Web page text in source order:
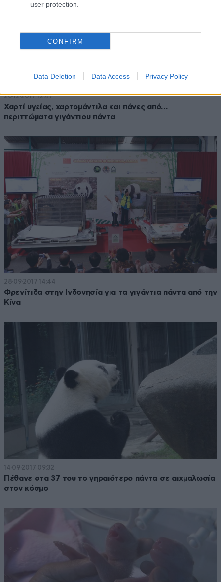
user protection.
CONFIRM
Data Deletion Data Access Privacy Policy
20·12·2017 12:47
Χαρτί υγείας, χαρτομάντιλα και πάνες από…
περιττώματα γιγάντιου πάντα
28·09·2017 14:44
Φρενίτιδα στην Ινδονησία για τα γιγάντια πάντα από την
Κίνα
14·09·2017 09:32
Πέθανε στα 37 του το γηραιότερο πάντα σε αιχμαλωσία
στον κόσμο